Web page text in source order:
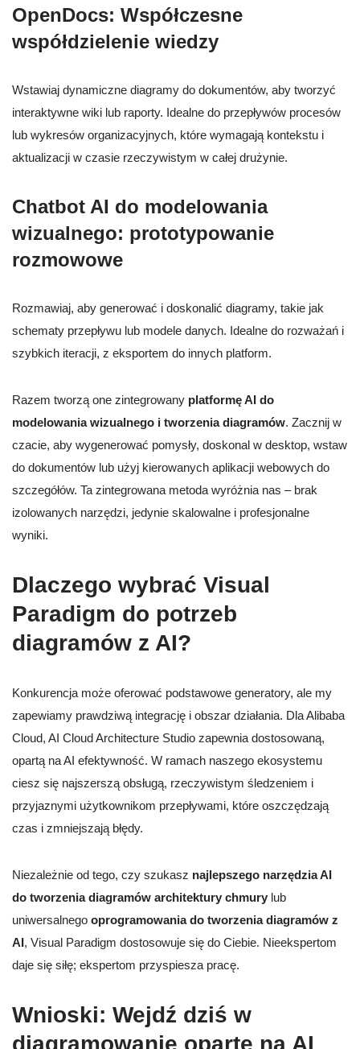
OpenDocs: Współczesne
współdzielenie wiedzy
Wstawiaj dynamiczne diagramy do dokumentów, aby tworzyć
interaktywne wiki lub raporty. Idealne do przepływów procesów
lub wykresów organizacyjnych, które wymagają kontekstu i
aktualizacji w czasie rzeczywistym w całej drużynie.
Chatbot AI do modelowania
wizualnego: prototypowanie
rozmowowe
Rozmawiaj, aby generować i doskonalić diagramy, takie jak
schematy przepływu lub modele danych. Idealne do rozważań i
szybkich iteracji, z eksportem do innych platform.
Razem tworzą one zintegrowany platformę AI do
modelowania wizualnego i tworzenia diagramów. Zacznij w
czacie, aby wygenerować pomysły, doskonal w desktop, wstaw
do dokumentów lub użyj kierowanych aplikacji webowych do
szczegółów. Ta zintegrowana metoda wyróżnia nas – brak
izolowanych narzędzi, jedynie skalowalne i profesjonalne
wyniki.
Dlaczego wybrać Visual
Paradigm do potrzeb
diagramów z AI?
Konkurencja może oferować podstawowe generatory, ale my
zapewiamy prawdziwą integrację i obszar działania. Dla Alibaba
Cloud, AI Cloud Architecture Studio zapewnia dostosowaną,
opartą na AI efektywność. W ramach naszego ekosystemu
ciesz się najszerszą obsługą, rzeczywistym śledzeniem i
przyjaznymi użytkownikom przepływami, które oszczędzają
czas i zmniejszają błędy.
Niezależnie od tego, czy szukasz najlepszego narzędzia AI
do tworzenia diagramów architektury chmury lub
uniwersalnego oprogramowania do tworzenia diagramów z
AI, Visual Paradigm dostosowuje się do Ciebie. Nieekspertom
daje się siłę; ekspertom przyspiesza pracę.
Wnioski: Wejdź dziś w
diagramowanie oparte na AI